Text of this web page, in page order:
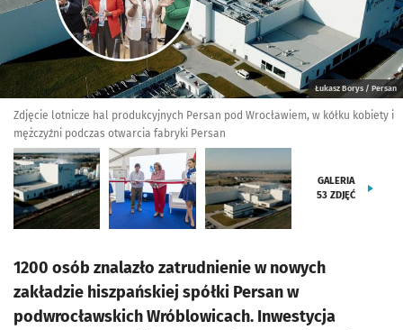
Łukasz Borys / Persan
Zdjęcie lotnicze hal produkcyjnych Persan pod Wrocławiem, w kółku kobiety i
mężczyźni podczas otwarcia fabryki Persan
GALERIA
53 ZDJĘĆ
1200 osób znalazło zatrudnienie w nowych
zakładzie hiszpańskiej spółki Persan w
podwrocławskich Wróblowicach. Inwestycja